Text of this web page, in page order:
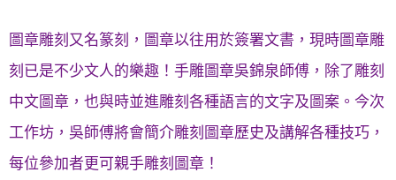
圖章雕刻又名篆刻，圖章以往用於簽署文書，現時圖章雕
刻已是不少文人的樂趣！手雕圖章吳錦泉師傅，除了雕刻
中文圖章，也與時並進雕刻各種語言的文字及圖案。今次
工作坊，吳師傅將會簡介雕刻圖章歷史及講解各種技巧，
每位參加者更可親手雕刻圖章！